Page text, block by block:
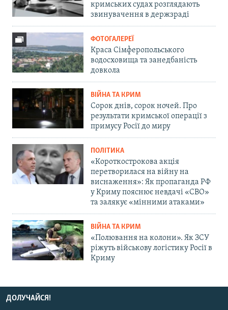
кримських судах розглядають
звинувачення в держзраді
ФОТОГАЛЕРЕЇ
Краса Сімферопольського
водосховища та занедбаність
довкола
ВІЙНА ТА КРИМ
Сорок днів, сорок ночей. Про
результати кримської операції з
примусу Росії до миру
ПОЛІТИКА
«Короткострокова акція
перетворилася на війну на
виснаження»: Як пропаганда РФ
у Криму пояснює невдачі «СВО»
та залякує «мінними атаками»
ВІЙНА ТА КРИМ
«Полювання на колони». Як ЗСУ
ріжуть військову логістику Росії в
Криму
ДОЛУЧАЙСЯ!